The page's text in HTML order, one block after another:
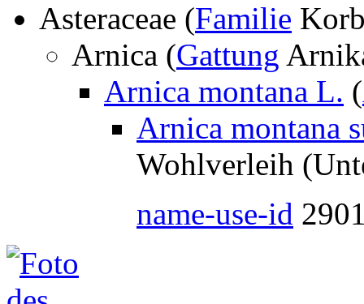
Asteraceae (Familie
Arnica (Gattung
Arnica montana L. (
Arnica montana
Wohlverleih
name-use-id